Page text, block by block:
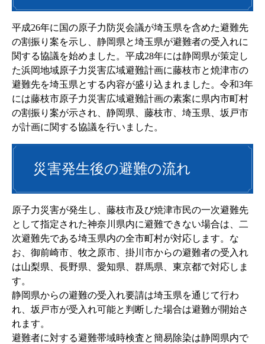
平成26年に国の原子力防災会議が埼玉県を含めた避難先
の割振り案を示し、静岡県と埼玉県が避難者の受入れに
関する協議を始めました。平成28年には静岡県が策定し
た浜岡地域原子力災害広域避難計画に藤枝市と焼津市の
避難先を埼玉県とする内容が盛り込まれました。令和3年
には藤枝市原子力災害広域避難計画の素案に県内市町村
の割振り案が示され、静岡県、藤枝市、埼玉県、坂戸市
が計画に関する協議を行いました。
災害発生後の避難の流れ
原子力災害が発生し、藤枝市及び焼津市民の一次避難先
として指定された神奈川県内に避難できない場合は、二
次避難先である埼玉県内の全市町村が対応します。な
お、御前崎市、牧之原市、掛川市からの避難者の受入れ
は山梨県、長野県、愛知県、群馬県、東京都で対応しま
す。
静岡県からの避難の受入れ要請は埼玉県を通じて行わ
れ、坂戸市が受入れ可能と判断した場合は避難が開始さ
れます。
避難者に対する避難帯域時検査と簡易除染は静岡県内で